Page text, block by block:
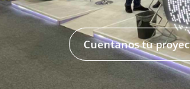
Cuentanos tu